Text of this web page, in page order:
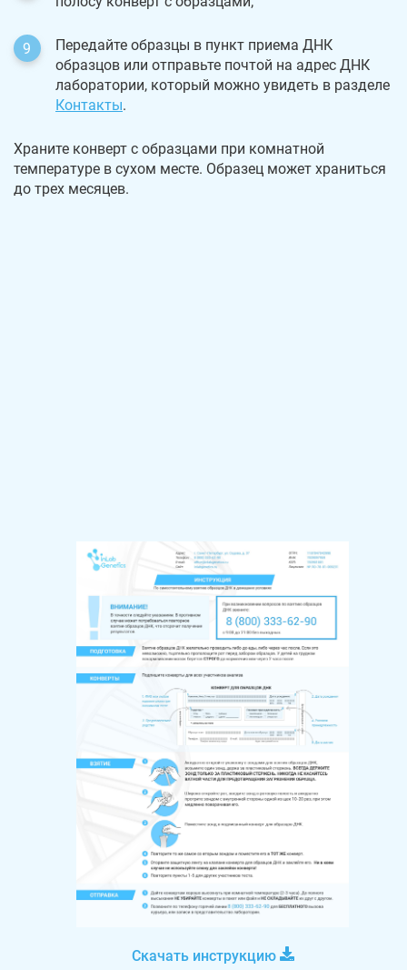
Передайте образцы в пункт приема ДНК
образцов или отправьте почтой на адрес ДНК
лаборатории, который можно увидеть в разделе
Контакты.
Храните конверт с образцами при комнатной
температуре в сухом месте. Образец может храниться
до трех месяцев.
Скачать инструкцию